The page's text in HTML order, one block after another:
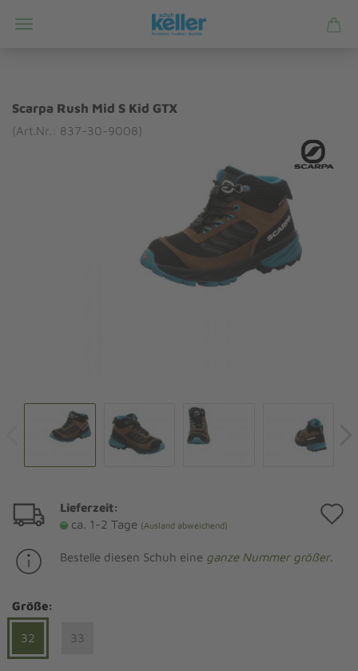
Scarpa Rush Mid S Kid GTX
(Art.Nr.: 837-30-9008)
Lieferzeit:
ca. 1-2 Tage (Ausland abweichend)
Bestelle diesen Schuh eine ganze Nummer größer.
Größe:
32 33